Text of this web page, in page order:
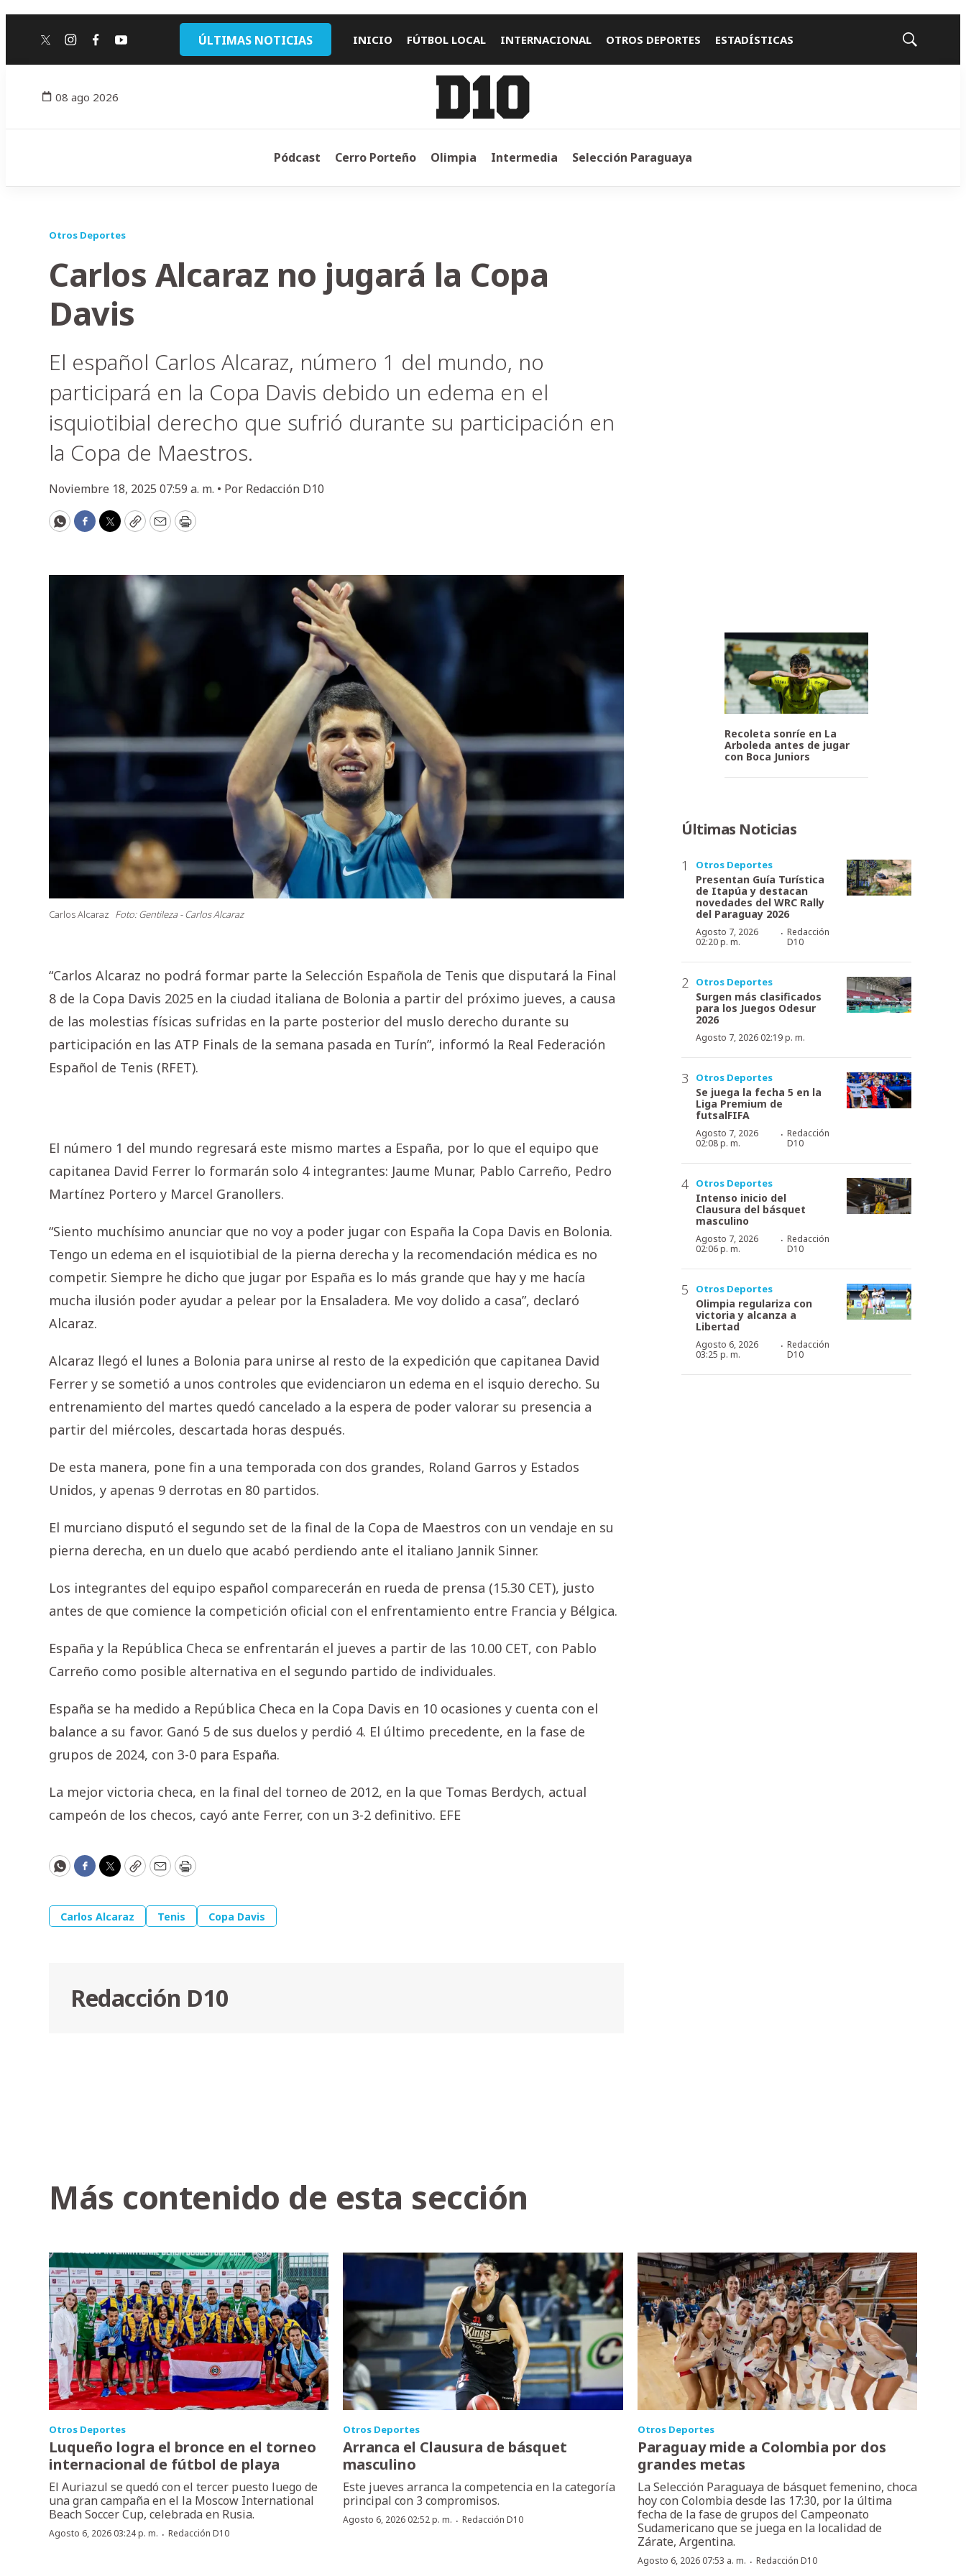
twitterinstagram
facebook
youtube ÚLTIMAS NOTICIAS INICIO FÚTBOL LOCAL INTERNACIONAL OTROS DEPORTES ESTADÍSTICAS
Mostrar
08 ago 2026
Pódcast Cerro Porteño Olimpia Intermedia Selección Paraguaya
Otros Deportes
Carlos Alcaraz no jugará la Copa
Davis
El español Carlos Alcaraz, número 1 del mundo, no
participará en la Copa Davis debido un edema en el
isquiotibial derecho que sufrió durante su participación en
la Copa de Maestros.
Noviembre 18, 2025 07:59 a. m. • Por Redacción D10
WhatsApp
Facebook
Twitter
CopyEmailPrint
Carlos Alcaraz Foto: Gentileza - Carlos Alcaraz
“Carlos Alcaraz no podrá formar parte la Selección Española de Tenis que disputará la Final
8 de la Copa Davis 2025 en la ciudad italiana de Bolonia a partir del próximo jueves, a causa
de las molestias físicas sufridas en la parte posterior del muslo derecho durante su
participación en las ATP Finals de la semana pasada en Turín”, informó la Real Federación
Español de Tenis (RFET).
El número 1 del mundo regresará este mismo martes a España, por lo que el equipo que
capitanea David Ferrer lo formarán solo 4 integrantes: Jaume Munar, Pablo Carreño, Pedro
Martínez Portero y Marcel Granollers.
“Siento muchísimo anunciar que no voy a poder jugar con España la Copa Davis en Bolonia.
Tengo un edema en el isquiotibial de la pierna derecha y la recomendación médica es no
competir. Siempre he dicho que jugar por España es lo más grande que hay y me hacía
mucha ilusión poder ayudar a pelear por la Ensaladera. Me voy dolido a casa”, declaró
Alcaraz.
Alcaraz llegó el lunes a Bolonia para unirse al resto de la expedición que capitanea David
Ferrer y se sometió a unos controles que evidenciaron un edema en el isquio derecho. Su
entrenamiento del martes quedó cancelado a la espera de poder valorar su presencia a
partir del miércoles, descartada horas después.
De esta manera, pone fin a una temporada con dos grandes, Roland Garros y Estados
Unidos, y apenas 9 derrotas en 80 partidos.
El murciano disputó el segundo set de la final de la Copa de Maestros con un vendaje en su
pierna derecha, en un duelo que acabó perdiendo ante el italiano Jannik Sinner.
Los integrantes del equipo español comparecerán en rueda de prensa (15.30 CET), justo
antes de que comience la competición oficial con el enfrentamiento entre Francia y Bélgica.
España y la República Checa se enfrentarán el jueves a partir de las 10.00 CET, con Pablo
Carreño como posible alternativa en el segundo partido de individuales.
España se ha medido a República Checa en la Copa Davis en 10 ocasiones y cuenta con el
balance a su favor. Ganó 5 de sus duelos y perdió 4. El último precedente, en la fase de
grupos de 2024, con 3-0 para España.
La mejor victoria checa, en la final del torneo de 2012, en la que Tomas Berdych, actual
campeón de los checos, cayó ante Ferrer, con un 3-2 definitivo. EFE
WhatsApp
Facebook
Twitter
CopyEmailPrint
Carlos Alcaraz Tenis Copa Davis
Redacción D10
Recoleta sonríe en La
Arboleda antes de jugar
con Boca Juniors
Últimas Noticias
Otros Deportes
Presentan Guía Turística
de Itapúa y destacan
novedades del WRC Rally
del Paraguay 2026
Agosto 7, 2026
02:20 p. m.
· Redacción
D10
Otros Deportes
Surgen más clasificados
para los Juegos Odesur
2026
Agosto 7, 2026 02:19 p. m.
Otros Deportes
Se juega la fecha 5 en la
Liga Premium de
futsalFIFA
Agosto 7, 2026
02:08 p. m.
· Redacción
D10
Otros Deportes
Intenso inicio del
Clausura del básquet
masculino
Agosto 7, 2026
02:06 p. m.
· Redacción
D10
Otros Deportes
Olimpia regulariza con
victoria y alcanza a
Libertad
Agosto 6, 2026
03:25 p. m.
· Redacción
D10
Más contenido de esta sección
Otros Deportes
Luqueño logra el bronce en el torneo
internacional de fútbol de playa
El Auriazul se quedó con el tercer puesto luego de
una gran campaña en el la Moscow International
Beach Soccer Cup, celebrada en Rusia.
Agosto 6, 2026 03:24 p. m. · Redacción D10
Otros Deportes
Arranca el Clausura de básquet
masculino
Este jueves arranca la competencia en la categoría
principal con 3 compromisos.
Agosto 6, 2026 02:52 p. m. ·Redacción D10
Otros Deportes
Paraguay mide a Colombia por dos
grandes metas
La Selección Paraguaya de básquet femenino, choca
hoy con Colombia desde las 17:30, por la última
fecha de la fase de grupos del Campeonato
Sudamericano que se juega en la localidad de
Zárate, Argentina.
Agosto 6, 2026 07:53 a. m. · Redacción D10